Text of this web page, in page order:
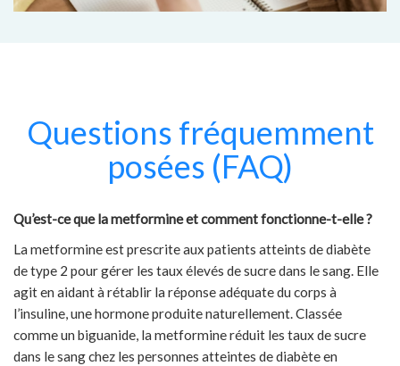
Questions fréquemment
posées (FAQ)
Qu’est-ce que la metformine et comment fonctionne-t-elle ?
La metformine est prescrite aux patients atteints de diabète
de type 2 pour gérer les taux élevés de sucre dans le sang. Elle
agit en aidant à rétablir la réponse adéquate du corps à
l’insuline, une hormone produite naturellement. Classée
comme un biguanide, la metformine réduit les taux de sucre
dans le sang chez les personnes atteintes de diabète en